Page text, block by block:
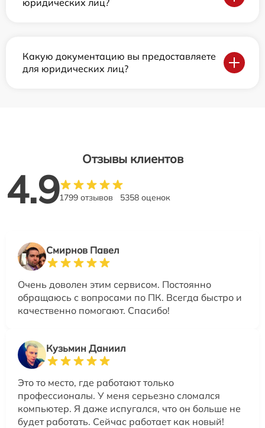
юридических лиц?
Какую документацию вы предоставляете
для юридических лиц?
Отзывы клиентов
4.91799 отзывов 5358 оценок
Смирнов Павел
Очень доволен этим сервисом. Постоянно
обращаюсь с вопросами по ПК. Всегда быстро и
качественно помогают. Спасибо!
Кузьмин Даниил
Это то место, где работают только
профессионалы. У меня серьезно сломался
компьютер. Я даже испугался, что он больше не
будет работать. Сейчас работает как новый!